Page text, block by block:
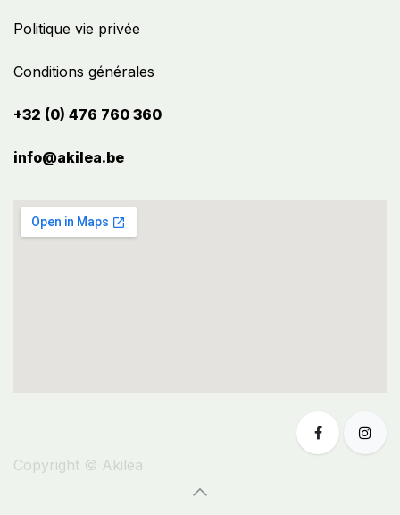
Politique vie privée
Conditions générales
+32 (0) 476 760 360
info@akilea.be​
Copyright © Akilea